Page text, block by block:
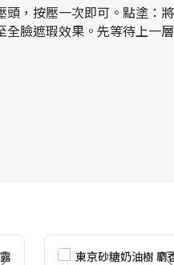
，按壓一次即可。點塗：
臉遮瑕效果。先等待上一